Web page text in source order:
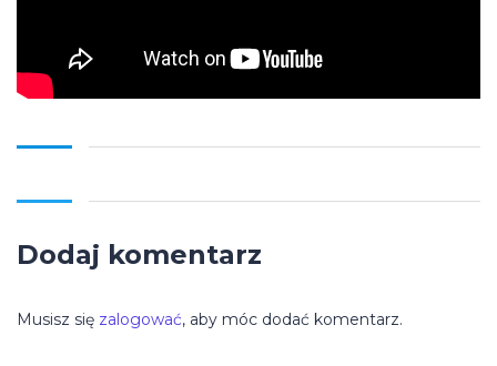
Dodaj komentarz
Musisz się zalogować, aby móc dodać komentarz.